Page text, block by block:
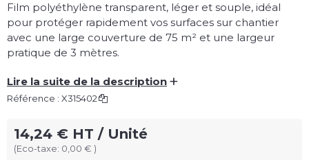
Film polyéthylène transparent, léger et souple, idéal
pour protéger rapidement vos surfaces sur chantier
avec une large couverture de 75 m² et une largeur
pratique de 3 mètres.
Lire la suite de la description +
Référence : X315402
14,24 € HT / Unité
(Eco-taxe: 0,00 € )